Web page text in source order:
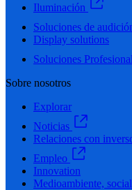
Iluminación
Soluciones de
Display solutions
Soluciones
Sobre nosotros
Explorar
Noticias
Relaciones con
Empleo
Innovation
Medioambiente,